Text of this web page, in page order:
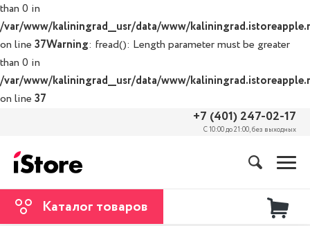
than 0 in
/var/www/kaliningrad__usr/data/www/
on line 37Warning: fread(): Length parameter must be greater
than 0 in
/var/www/kaliningrad__usr/data/www/
on line 37
+7 (401) 247-02-17
С 10:00 до 21:00, без выходных
Каталог товаров